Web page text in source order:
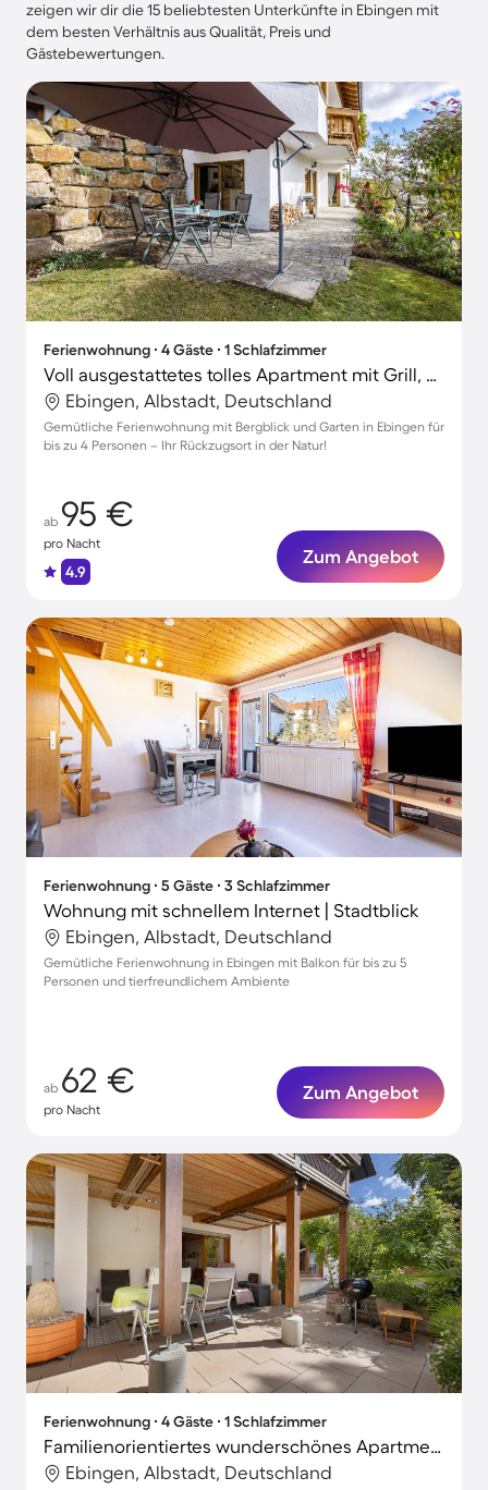
zeigen wir dir die 15 beliebtesten Unterkünfte in Ebingen mit
dem besten Verhältnis aus Qualität, Preis und
Gästebewertungen.
Ferienwohnung ∙ 4 Gäste ∙ 1 Schlafzimmer
Voll ausgestattetes tolles Apartment mit Grill, schnellem Internet und Garten | Stadtblick
Ebingen, Albstadt, Deutschland
Gemütliche Ferienwohnung mit Bergblick und Garten in Ebingen für
bis zu 4 Personen – Ihr Rückzugsort in der Natur!
ab 95 €
pro Nacht
4.9
Zum Angebot
Ferienwohnung ∙ 5 Gäste ∙ 3 Schlafzimmer
Wohnung mit schnellem Internet | Stadtblick
Ebingen, Albstadt, Deutschland
Gemütliche Ferienwohnung in Ebingen mit Balkon für bis zu 5
Personen und tierfreundlichem Ambiente
ab 62 €
pro Nacht
Zum Angebot
Ferienwohnung ∙ 4 Gäste ∙ 1 Schlafzimmer
Familienorientiertes wunderschönes Apartment mit Terrasse, Garten und schnellem Internet | Gartenblick
Ebingen, Albstadt, Deutschland